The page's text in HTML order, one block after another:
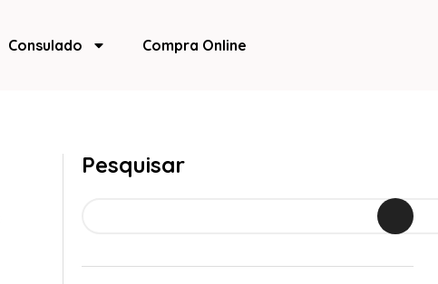
Consulado Compra Online
Pesquisar